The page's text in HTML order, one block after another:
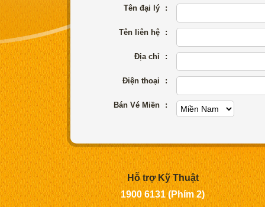
Tên đại lý :
Tên liên hệ :
Địa chỉ :
Điện thoại :
Bán Vé Miền :
Hỗ trợ Kỹ Thuật
1900 6131 (Phím 2)